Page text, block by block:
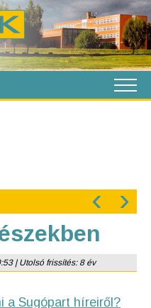
‹ ›
| Utolsó frissítés: 8 év
a Sugópart híreiről?